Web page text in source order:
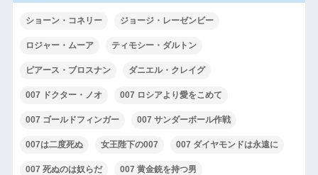
ショーン・コネリー ジョージ・レーゼンビー
ロジャー・ムーア ティモシー・ダルトン
ピアース・ブロスナン ダニエル・クレイグ
007 ドクター・ノオ 007 ロシアより愛をこめて
007 ゴールドフィンガー 007 サンダーボール作戦
007は二度死ぬ 女王陛下の007 007 ダイヤモンドは永遠に
007 死ぬのは奴らだ 007 黄金銃を持つ男